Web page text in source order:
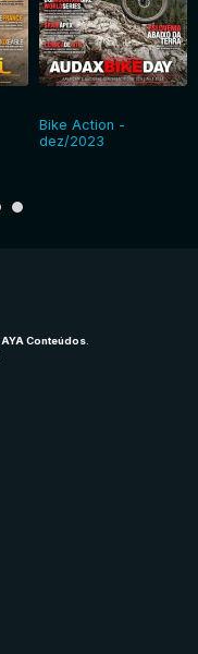
Bike Action -
dez/2023
AYA Conteúdos